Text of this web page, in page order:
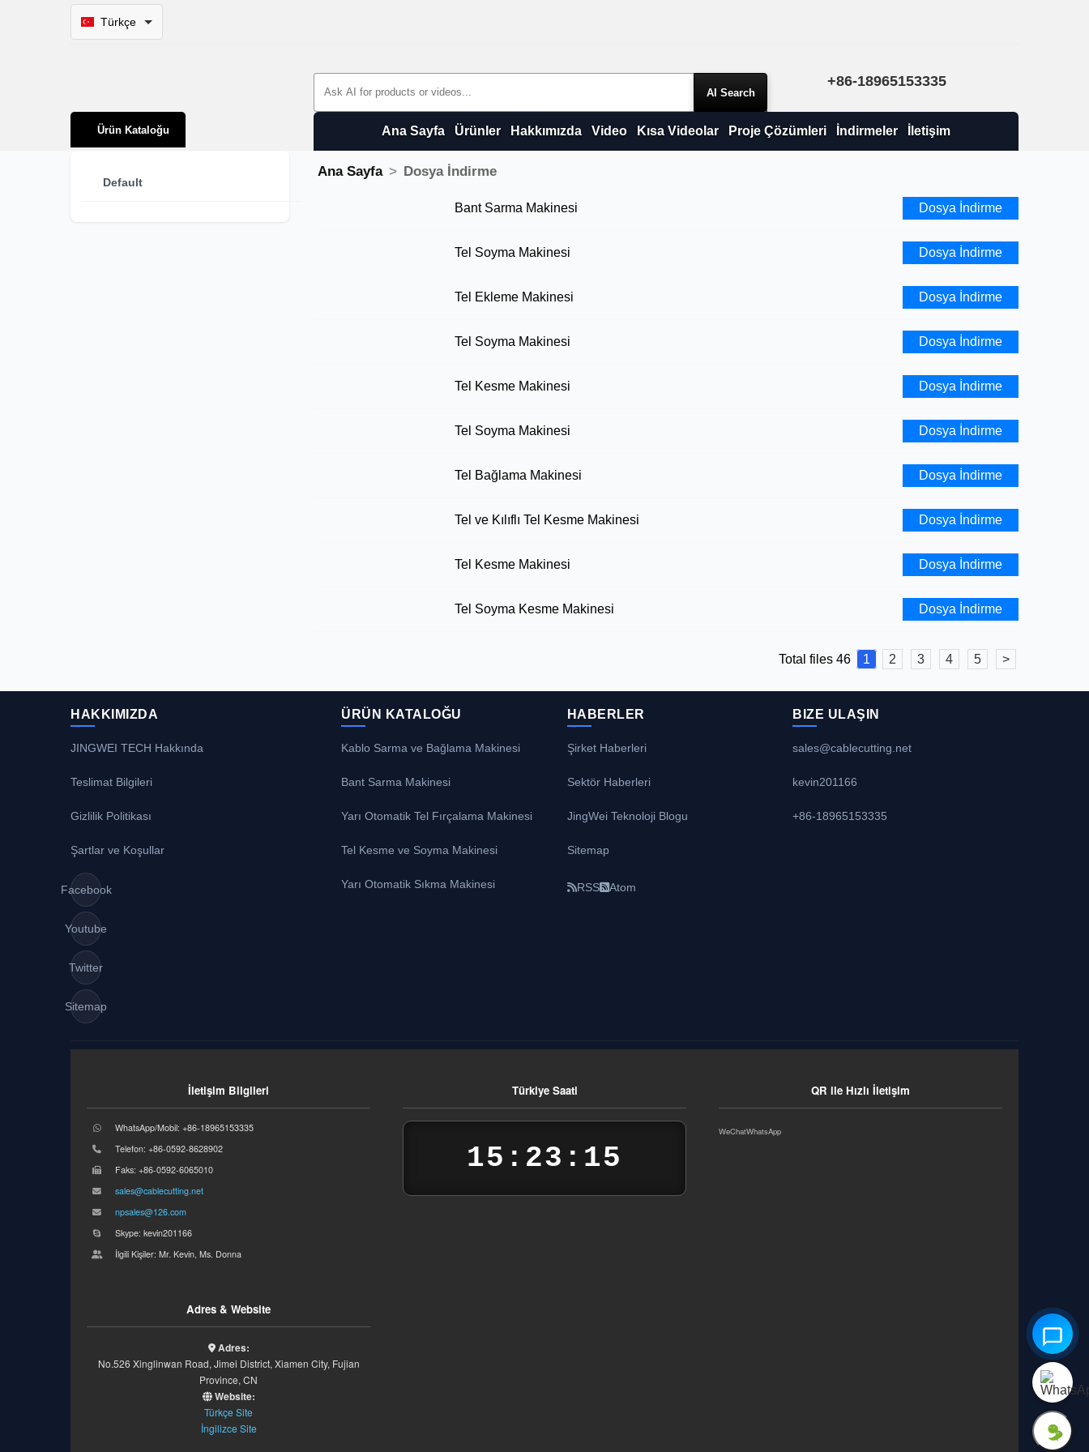
Türkçe
Search Products +86-18965153335
Ürün Kataloğu Ana Sayfa Ürünler Hakkımızda Video Kısa Videolar Proje Çözümleri İndirmeler İletişim
Default
Ana Sayfa Dosya İndirme
Bant Sarma Makinesi Dosya İndirme
Tel Soyma Makinesi Dosya İndirme
Tel Ekleme Makinesi Dosya İndirme
Tel Soyma Makinesi Dosya İndirme
Tel Kesme Makinesi Dosya İndirme
Tel Soyma Makinesi Dosya İndirme
Tel Bağlama Makinesi Dosya İndirme
Tel ve Kılıflı Tel Kesme Makinesi Dosya İndirme
Tel Kesme Makinesi Dosya İndirme
Tel Soyma Kesme Makinesi Dosya İndirme
Total files 46 1 2 3 4 5 >
HAKKIMIZDA
JINGWEI TECH Hakkında
Teslimat Bilgileri
Gizlilik Politikası
Şartlar ve Koşullar
Facebook
Youtube
Twitter
Sitemap
ÜRÜN KATALOĞU
Kablo Sarma ve Bağlama Makinesi
Bant Sarma Makinesi
Yarı Otomatik Tel Fırçalama Makinesi
Tel Kesme ve Soyma Makinesi
Yarı Otomatik Sıkma Makinesi
HABERLER
Şirket Haberleri
Sektör Haberleri
JingWei Teknoloji Blogu
Sitemap
RSS Atom
BIZE ULAŞIN
sales@cablecutting.net
kevin201166
+86-18965153335
İletişim Bilgileri
WhatsApp/Mobil: +86-18965153335
Telefon: +86-0592-8628902
Faks: +86-0592-6065010
sales@cablecutting.net
npsales@126.com
Skype: kevin201166
İlgili Kişiler: Mr. Kevin, Ms. Donna
Türkiye Saati
15:23:15
QR ile Hızlı İletişim
WeChatWhatsApp
Adres & Website
Adres:
No.526 Xinglinwan Road, Jimei District, Xiamen City, Fujian
Province, CN
Website:
Türkçe Site
İngilizce Site